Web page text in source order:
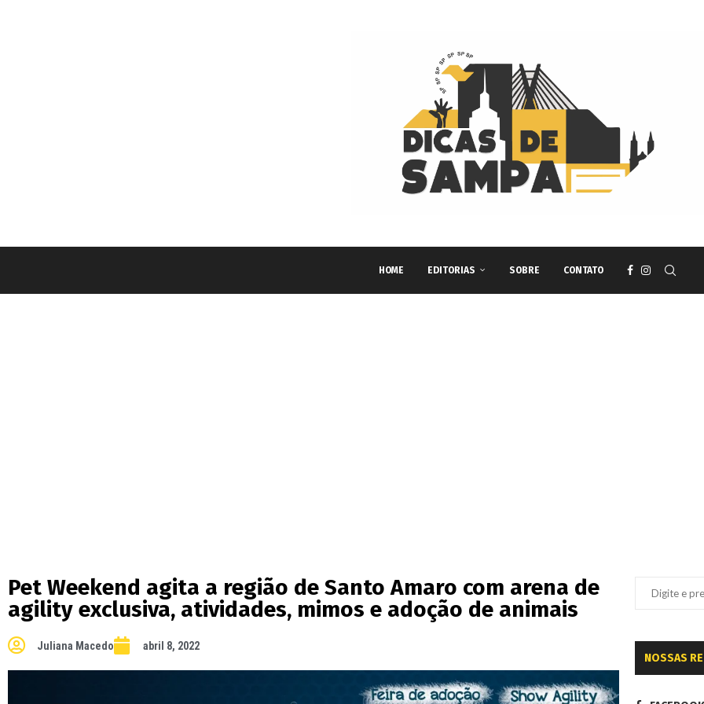
HOME EDITORIAS SOBRE CONTATO
Pet Weekend agita a região de Santo Amaro com arena de
agility exclusiva, atividades, mimos e adoção de animais
Juliana Macedo abril 8, 2022
NOSSAS